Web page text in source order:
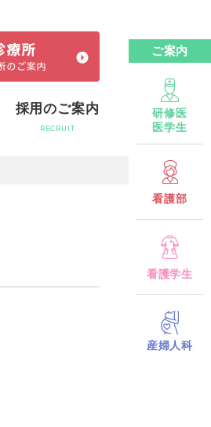
採用のご案内
RECRUIT
ご案内
研修医
医学生
看護部
看護学生
産婦人科